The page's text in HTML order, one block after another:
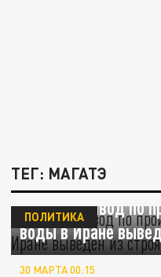
ТЕГ: МАГАТЭ
МАГАТЭ: завод по
воды в Иране
ПОЛИТИКА
30 МАРТА 00:15